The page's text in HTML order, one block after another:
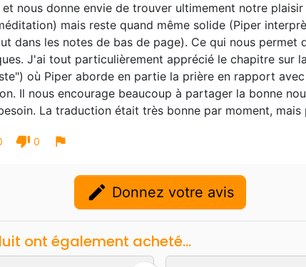
et nous donne envie de trouver ultimement notre
mais reste quand même solide (Piper
dans les notes de bas de page). Ce qui nous permet
J'ai tout particulièrement apprécié le chapitre sur
où Piper aborde en partie la prière en rapport
Il nous encourage beaucoup à partager la bonne
La traduction était très bonne par moment,
thumb_down 0 flag
edit Donnez votre avis
ont également acheté...